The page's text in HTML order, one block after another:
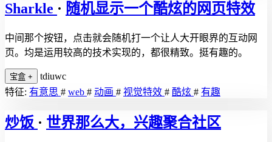
Sharkle · 随机显示一个酷炫的网页特效
中间那个按钮，点击就会随机打一个让人大开眼界的互动网
页。均是运用较高的技术实现的，都很精致。挺有趣的。
宝盒 +
tdiuwc
特征: 有意思 # web # 动画 # 视觉特效 # 酷炫 # 有趣
炒饭 · 世界那么大，兴趣聚合社区